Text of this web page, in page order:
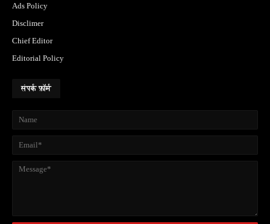
Ads Policy
Disclimer
Chief Editor
Editorial Policy
संपर्क फ़ॉर्म